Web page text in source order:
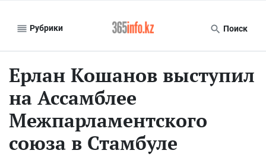
Рубрики Поиск
Ерлан Кошанов выступил
на Ассамблее
Межпарламентского
союза в Стамбуле